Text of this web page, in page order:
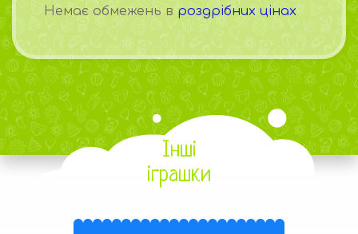
Немає обмежень вроздрібних цінах
Інші
іграшки